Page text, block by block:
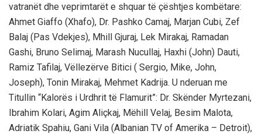
vatranët dhe veprimtarët e shquar të çështjes kombëtare:
Ahmet Giaffo (Xhafo), Dr. Pashko Camaj, Marjan Cubi, Zef
Balaj (Pas Vdekjes), Mhill Gjuraj, Lek Mirakaj, Ramadan
Gashi, Bruno Selimaj, Marash Nucullaj, Haxhi (John) Dauti,
Ramiz Tafilaj, Vëllezërve Bitici ( Sergio, Mike, John,
Joseph), Tonin Mirakaj, Mehmet Kadrija. U nderuan me
Titullin “Kalorës i Urdhrit të Flamurit”: Dr. Skënder Myrtezani,
Ibrahim Kolari, Agim Aliçkaj, Mëhill Velaj, Besim Malota,
Adriatik Spahiu, Gani Vila (Albanian TV of Amerika – Detroit),